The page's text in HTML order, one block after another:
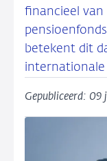
financieel van
betekent dit
internationale
Gepubliceerd: 09